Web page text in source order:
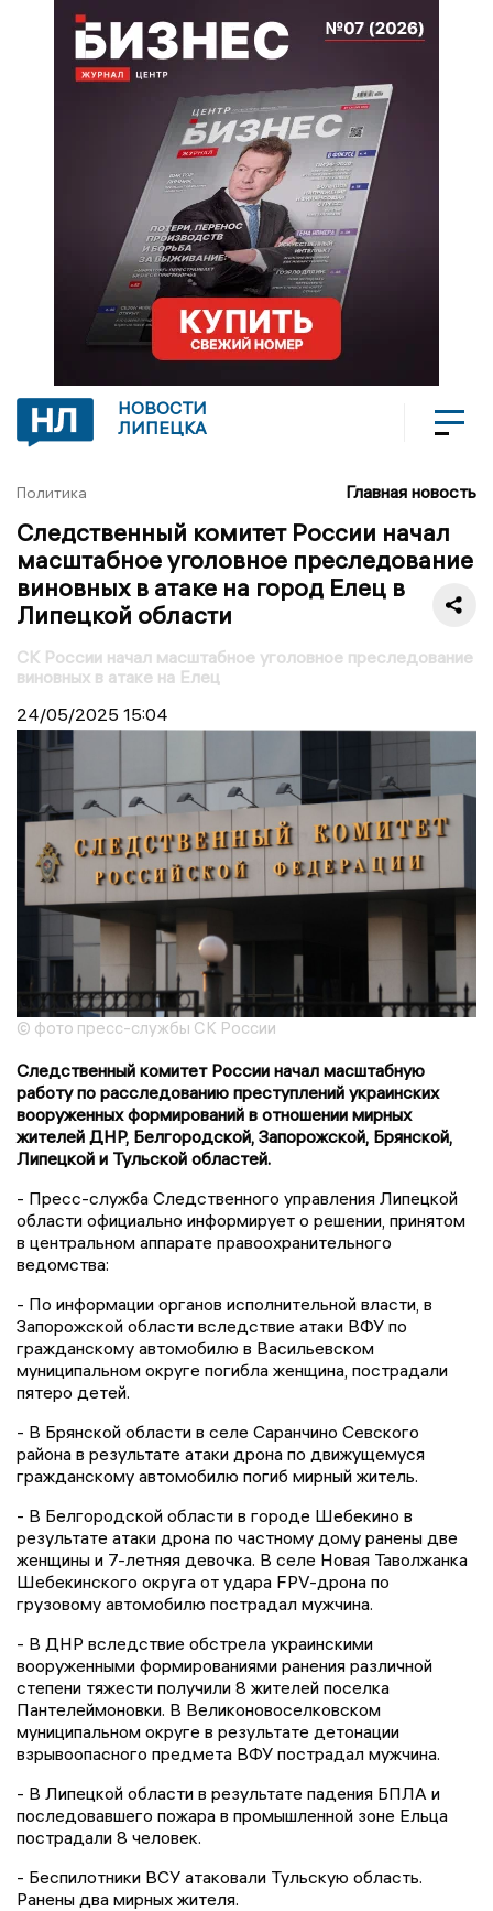
НОВОСТИ
ЛИПЕЦКА
Политика Главная новость
Следственный комитет России начал
масштабное уголовное преследование
виновных в атаке на город Елец в
Липецкой области
СК России начал масштабное уголовное преследование
виновных в атаке на Елец
24/05/2025 15:04
© фото пресс-службы СК России
Следственный комитет России начал масштабную
работу по расследованию преступлений украинских
вооруженных формирований в отношении мирных
жителей ДНР, Белгородской, Запорожской, Брянской,
Липецкой и Тульской областей.
- Пресс-служба Следственного управления Липецкой
области официально информирует о решении, принятом
в центральном аппарате правоохранительного
ведомства:
- По информации органов исполнительной власти, в
Запорожской области вследствие атаки ВФУ по
гражданскому автомобилю в Васильевском
муниципальном округе погибла женщина, пострадали
пятеро детей.
- В Брянской области в селе Саранчино Севского
района в результате атаки дрона по движущемуся
гражданскому автомобилю погиб мирный житель.
- В Белгородской области в городе Шебекино в
результате атаки дрона по частному дому ранены две
женщины и 7-летняя девочка. В селе Новая Таволжанка
Шебекинского округа от удара FPV-дрона по
грузовому автомобилю пострадал мужчина.
- В ДНР вследствие обстрела украинскими
вооруженными формированиями ранения различной
степени тяжести получили 8 жителей поселка
Пантелеймоновки. В Великоновоселковском
муниципальном округе в результате детонации
взрывоопасного предмета ВФУ пострадал мужчина.
- В Липецкой области в результате падения БПЛА и
последовавшего пожара в промышленной зоне Ельца
пострадали 8 человек.
- Беспилотники ВСУ атаковали Тульскую область.
Ранены два мирных жителя.